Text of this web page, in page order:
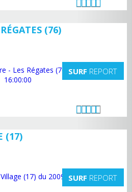
(76)
SURF REPORT
(17)
SURF REPORT